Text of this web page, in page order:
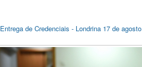
Entrega de Credenciais - Londrina 17 de agosto